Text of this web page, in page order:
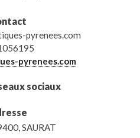
pyrenees.com
pyrenees.com
sociaux
SAURAT